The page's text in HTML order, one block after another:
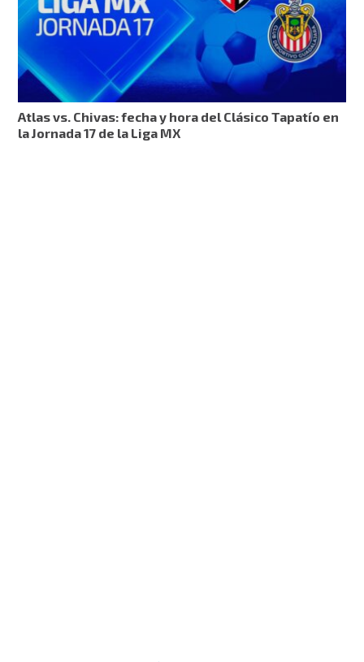
Atlas vs. Chivas: fecha y hora del Clásico Tapatío en
la Jornada 17 de la Liga MX